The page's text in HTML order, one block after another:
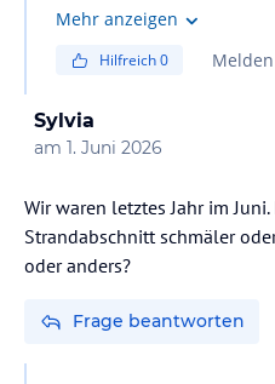
Alternative, ansonsten
Mehr anzeigen
Hilfreich0 Melden
Sylvia
am 1. Juni 2026
Wir waren letztes Jahr im
Strandabschnitt schmäler
oder anders?
Frage beantworten